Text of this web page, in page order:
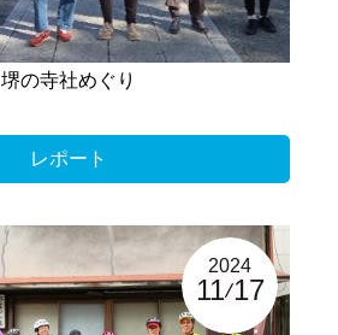
堺の寺社めぐり
レポート
2024
11 17